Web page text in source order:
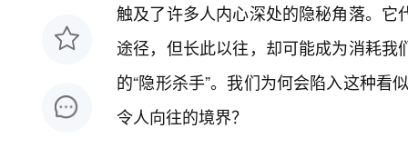
触及了许多人内心深处的隐秘角落。
途径，但长此以往，却可能成为消耗
的“隐形杀手”。我们为何会陷入这种看
令人向往的境界？